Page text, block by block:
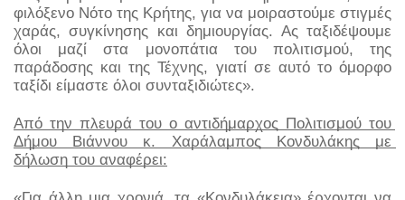
φιλόξενο Νότο της Κρήτης, για να μοιραστούμε στιγμές
χαράς, συγκίνησης και δημιουργίας. Ας ταξιδέψουμε
όλοι μαζί στα μονοπάτια του πολιτισμού, της
παράδοσης και της Τέχνης, γιατί σε αυτό το όμορφο
ταξίδι είμαστε όλοι συνταξιδιώτες».
Από την πλευρά του ο αντιδήμαρχος Πολιτισμού του
Δήμου Βιάννου κ. Χαράλαμπος Κονδυλάκης με
δήλωση του αναφέρει: